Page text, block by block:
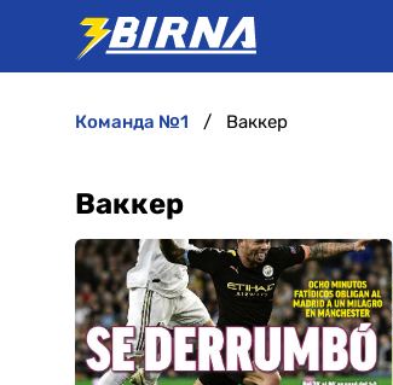
команда №1 Ваккер
Ваккер